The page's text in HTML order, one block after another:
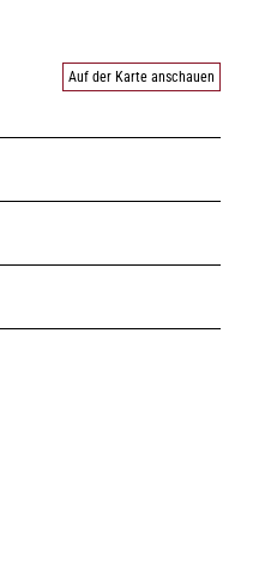
Auf der Karte anschauen